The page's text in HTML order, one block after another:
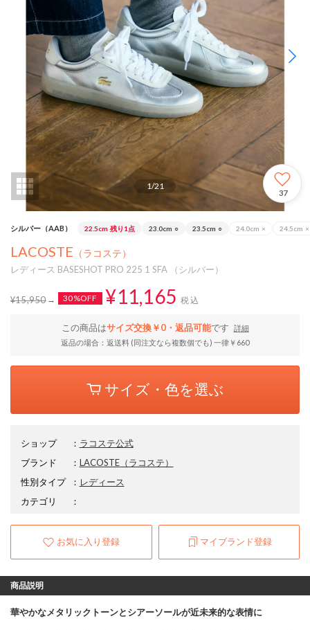
1/21
37
シルバー（AAB） 22.5cm 残り1点 23.0cm ○ 23.5cm ○ 24.0cm × 24.5cm ×
LACOSTE （ラコステ）
レディース BASESHOT PRO 225 1 SFA （シルバー）
¥15,950 30%OFF ¥11,165 税込
この商品はサイズ交換￥0・返品可能です
詳細
返品の場合：返送料 (同注文なら複数個でも) 一律￥660
サイズ・色を選ぶ
ショップ ： ラコステ公式
ブランド
： LACOSTE（ラコステ）
性別タイプ
： レディース
カテゴリ
：
お気に入り登録 マイブランド登録
商品説明
華やかなメタリックトーンとシアーソールが近未来的な表情に